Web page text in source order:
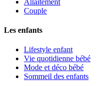
Couple
Les enfants
Lifestyle enfant
Vie quotidienne bébé
Mode et déco bébé
Sommeil des enfants